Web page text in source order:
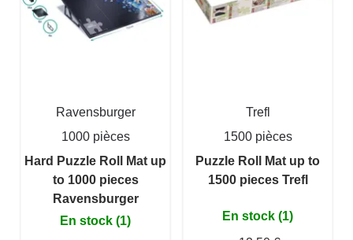
Ravensburger
1000 pièces
Hard Puzzle Roll Mat up
to 1000 pieces
Ravensburger
En stock (1)
Trefl
1500 pièces
Puzzle Roll Mat up to
1500 pieces Trefl
En stock (1)